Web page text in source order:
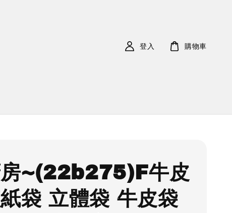
登入 購物車
房~(22b275)F牛皮
袋 立體袋 牛皮袋